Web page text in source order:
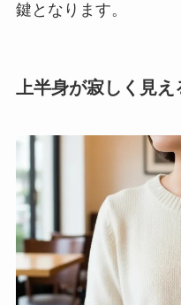
鍵となります。
上半身が寂しく見え